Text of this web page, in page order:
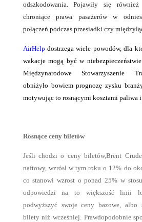
odszkodowania. Pojawiły się
chroniące prawa pasażerów w
połączeń podczas przesiadki czy
AirHelp dostrzega wiele powodów, dla
wakacje mogą być w
Międzynarodowe Stowarzyszenie
obniżyło bowiem prognozę zysku
motywując to rosnącymi kosztami paliwa i
Rosnące ceny biletów
Jeśli chodzi o ceny biletów,Brent
naftowy, wzrósł w tym roku o 12% do
co stanowi wzrost o ponad 25% w
odpowiedzi na to większość linii
podwyższyć swoje ceny bazowe, albo
bilety niż wcześniej. Prawdopodobnie